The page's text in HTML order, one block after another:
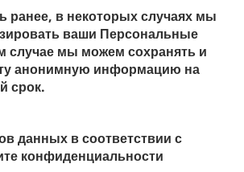
ранее, в некоторых случаях мы
ваши Персональные
случае мы можем сохранять и
анонимную информацию на
срок.
данных в соответствии с
конфиденциальности